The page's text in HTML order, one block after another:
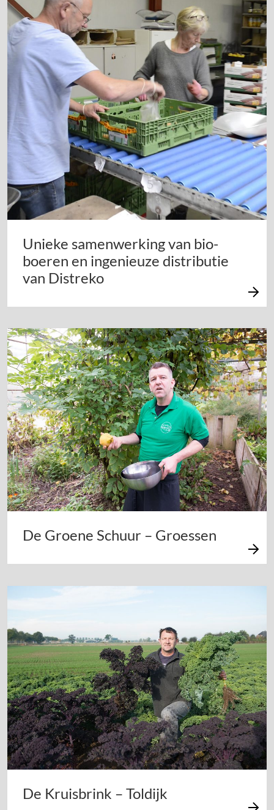
Unieke samenwerking van bio-
boeren en ingenieuze distributie
van Distreko
De Groene Schuur – Groessen
De Kruisbrink – Toldijk